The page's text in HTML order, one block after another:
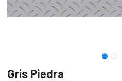
Gris Piedra